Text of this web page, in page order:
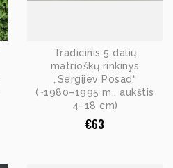
Tradicinis 5 dalių
matrioškų rinkinys
„Sergijev Posad“
(~1980–1995 m., aukštis
4–18 cm)
€63